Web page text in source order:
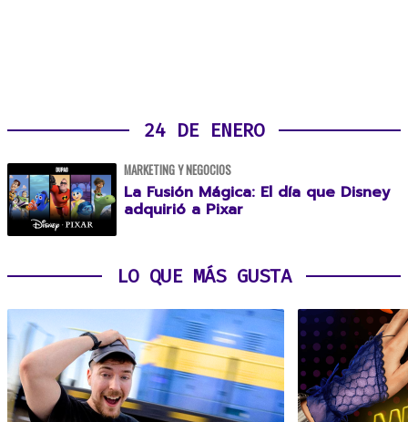
24 DE ENERO
MARKETING Y NEGOCIOS
La Fusión Mágica: El día que Disney
adquirió a Pixar
LO QUE MÁS GUSTA